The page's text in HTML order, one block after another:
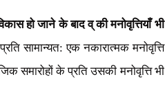
हो जाने के बाद व् की मनोवृत्तियाँ भी
सामान्यत: एक नकारात्मक मनोवृत्ति
समारोहों के प्रति उसकी मनोवृत्ति भी